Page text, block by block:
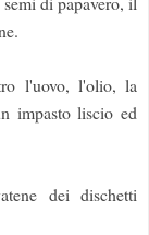
l'uovo, l'olio, la
impasto liscio ed
dei dischetti